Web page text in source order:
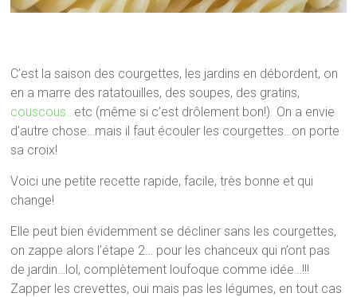
C’est la saison des courgettes, les jardins en débordent, on
en a marre des ratatouilles, des soupes, des gratins,
couscous… etc (même si c’est drôlement bon!). On a envie
d’autre chose…mais il faut écouler les courgettes…on porte
sa croix!
Voici une petite recette rapide, facile, très bonne et qui
change!
Elle peut bien évidemment se décliner sans les courgettes,
on zappe alors l’étape 2… pour les chanceux qui n’ont pas
de jardin…lol, complètement loufoque comme idée…!!!
Zapper les crevettes, oui mais pas les légumes, en tout cas